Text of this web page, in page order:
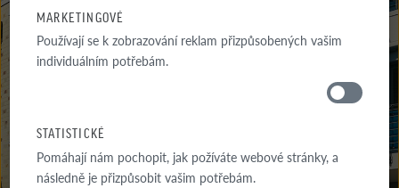
KDE
MARKETINGOVÉ
Používají se k zobrazování reklam přizpůsobených vašim
individuálním potřebám.
STATISTICKÉ
Pomáhají nám pochopit, jak požíváte webové stránky, a
následně je přizpůsobit vašim potřebám.